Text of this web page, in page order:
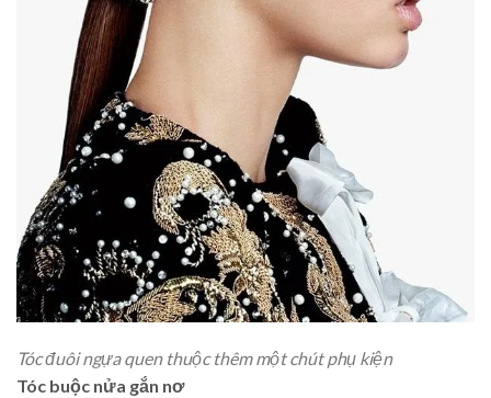
Tóc đuôi ngựa quen thuộc thêm một chút phụ kiện
Tóc buộc nửa gắn nơ